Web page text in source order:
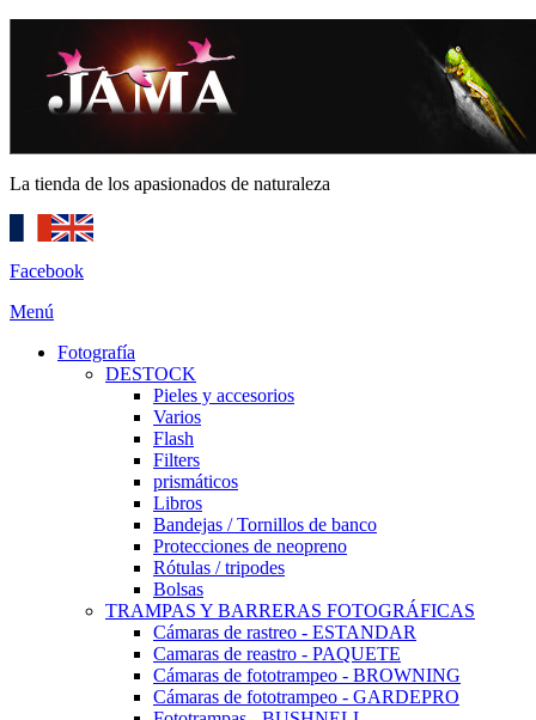
La tienda de los apasionados de naturaleza
Facebook
Menú
Fotografía
DESTOCK
Pieles y accesorios
Varios
Flash
Filters
prismáticos
Libros
Bandejas / Tornillos de banco
Protecciones de neopreno
Rótulas / tripodes
Bolsas
TRAMPAS Y BARRERAS FOTOGRÁFICAS
Cámaras de rastreo - ESTANDAR
Camaras de reastro - PAQUETE
Cámaras de fototrampeo - BROWNING
Cámaras de fototrampeo - GARDEPRO